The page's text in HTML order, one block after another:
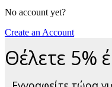
No account yet?
Create an Account
Θέλετε 5%